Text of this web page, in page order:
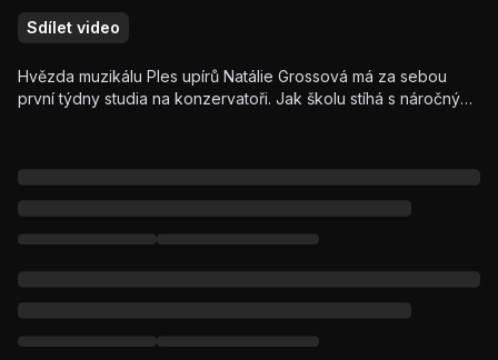
Sdílet video
Hvězda muzikálu Ples upírů Natálie Grossová má za sebou
první týdny studia na konzervatoři. Jak školu stíhá s náročným